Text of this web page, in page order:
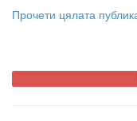
Прочети цялата